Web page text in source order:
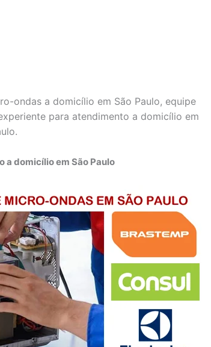
ondas a domicílio em São Paulo, equipe
para atendimento a domicílio em
a domicílio em São Paulo